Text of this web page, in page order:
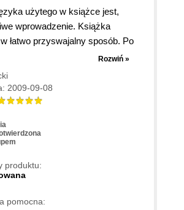
użytego w książce jest,
wprowadzenie. Książka
łatwo przyswajalny sposób. Po
stron o mechanizmie AJAX-a
problemów programować
tej technologii. Mówiąc w
pasuje do treści książki.
Rozwiń »
2009-09-08
produktu:
pomocna: